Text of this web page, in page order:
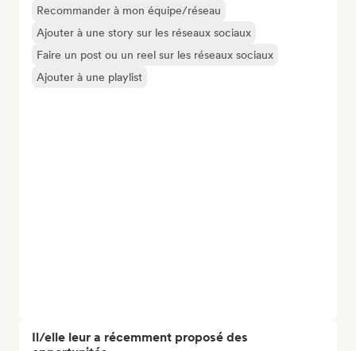
Recommander à mon équipe/réseau
Ajouter à une story sur les réseaux sociaux
Faire un post ou un reel sur les réseaux sociaux
Ajouter à une playlist
Il/elle leur a récemment proposé des